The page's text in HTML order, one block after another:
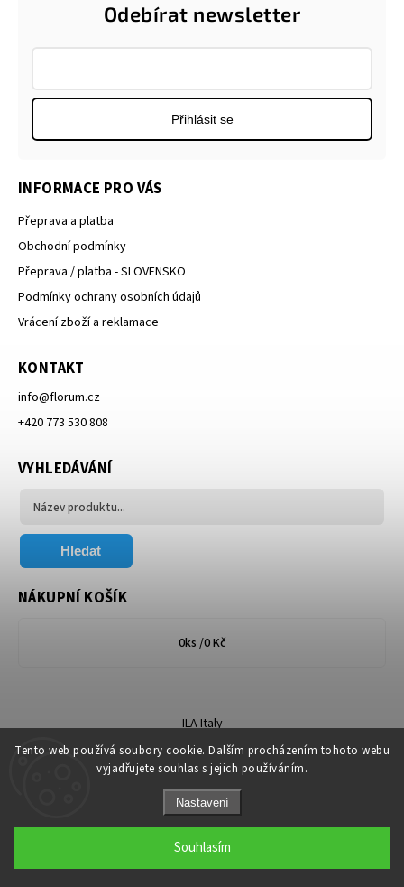
Tento web používá soubory cookie. Dalším procházením tohoto webu
vyjadřujete souhlas s jejich používáním.
Nastavení
Souhlasím
Odebírat newsletter
Přihlásit se
INFORMACE PRO VÁS
Přeprava a platba
Obchodní podmínky
Přeprava / platba - SLOVENSKO
Podmínky ochrany osobních údajů
Vrácení zboží a reklamace
KONTAKT
info@florum.cz
+420 773 530 808
VYHLEDÁVÁNÍ
Hledat
NÁKUPNÍ KOŠÍK
0ks /0 Kč
ILA Italy